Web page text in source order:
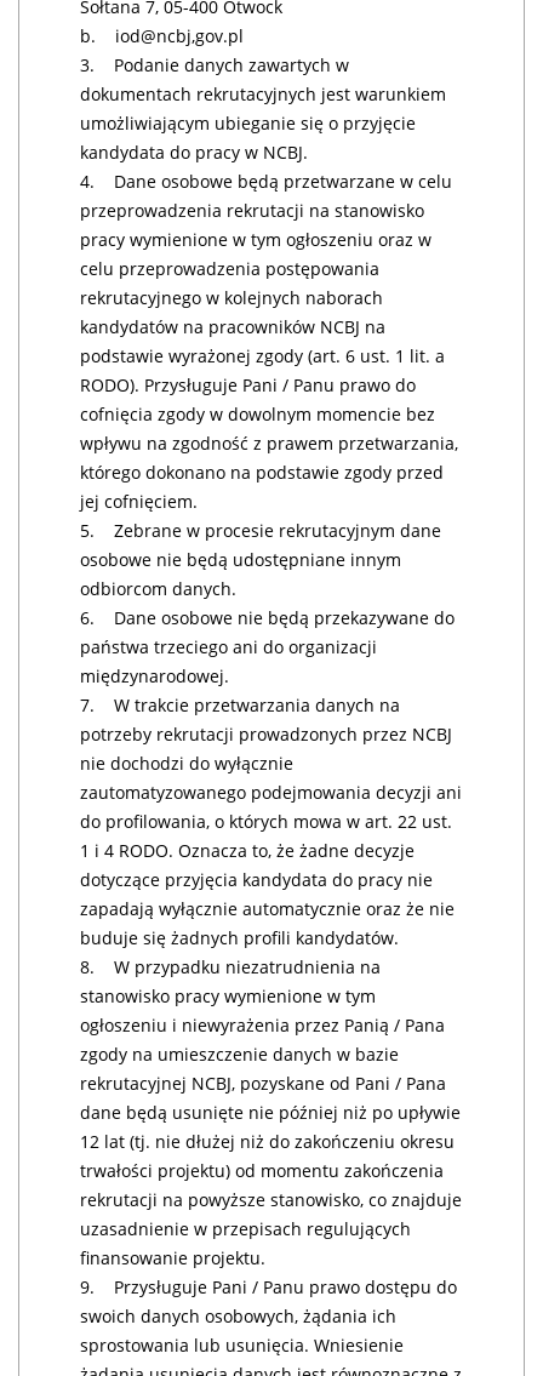
Sołtana 7, 05-400 Otwock
b. iod@ncbj,gov.pl
3. Podanie danych zawartych w
dokumentach rekrutacyjnych jest warunkiem
umożliwiającym ubieganie się o przyjęcie
kandydata do pracy w NCBJ.
4. Dane osobowe będą przetwarzane w celu
przeprowadzenia rekrutacji na stanowisko
pracy wymienione w tym ogłoszeniu oraz w
celu przeprowadzenia postępowania
rekrutacyjnego w kolejnych naborach
kandydatów na pracowników NCBJ na
podstawie wyrażonej zgody (art. 6 ust. 1 lit. a
RODO). Przysługuje Pani / Panu prawo do
cofnięcia zgody w dowolnym momencie bez
wpływu na zgodność z prawem przetwarzania,
którego dokonano na podstawie zgody przed
jej cofnięciem.
5. Zebrane w procesie rekrutacyjnym dane
osobowe nie będą udostępniane innym
odbiorcom danych.
6. Dane osobowe nie będą przekazywane do
państwa trzeciego ani do organizacji
międzynarodowej.
7. W trakcie przetwarzania danych na
potrzeby rekrutacji prowadzonych przez NCBJ
nie dochodzi do wyłącznie
zautomatyzowanego podejmowania decyzji ani
do profilowania, o których mowa w art. 22 ust.
1 i 4 RODO. Oznacza to, że żadne decyzje
dotyczące przyjęcia kandydata do pracy nie
zapadają wyłącznie automatycznie oraz że nie
buduje się żadnych profili kandydatów.
8. W przypadku niezatrudnienia na
stanowisko pracy wymienione w tym
ogłoszeniu i niewyrażenia przez Panią / Pana
zgody na umieszczenie danych w bazie
rekrutacyjnej NCBJ, pozyskane od Pani / Pana
dane będą usunięte nie później niż po upływie
12 lat (tj. nie dłużej niż do zakończeniu okresu
trwałości projektu) od momentu zakończenia
rekrutacji na powyższe stanowisko, co znajduje
uzasadnienie w przepisach regulujących
finansowanie projektu.
9. Przysługuje Pani / Panu prawo dostępu do
swoich danych osobowych, żądania ich
sprostowania lub usunięcia. Wniesienie